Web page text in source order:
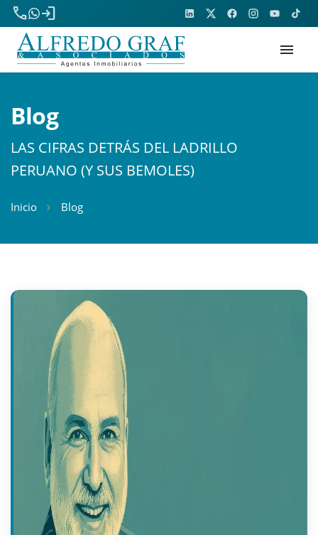
phone
login
menu
Blog
LAS CIFRAS DETRÁS DEL LADRILLO
PERUANO (Y SUS BEMOLES)
Inicio Blog